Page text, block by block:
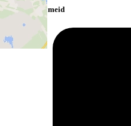
Jälgi meid